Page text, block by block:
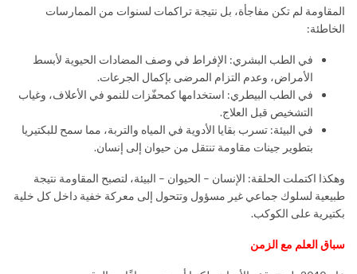
المقاومة لم تكن مفاجأة، بل نتيجة تراكمات لسنوات من الممارسات
الخاطئة:
في الطب البشري: الإفراط في وصف المضادات الحيوية لأبسط
الأمراض، وعدم التزام المرضى بإكمال الجرعات.
في الطب البيطري: استخدامها كمحفّزات للنمو في الأعلاف، وغياب
التشخيص قبل العلاج.
في البيئة: تسرب بقايا الأدوية في المياه والتربة، مما سمح للبكتيريا
بتطوير جينات مقاومة تنتقل من حيوان إلى إنسان.
وهكذا اكتملت الحلقة: الإنسان – الحيوان – البيئة، لتصبح المقاومة نتيجة
طبيعية لسلوك جماعي غير مسؤول وتتحول إلى معركة خفية داخل كل خلية
بكتيرية على الكوكب.
سباق العلم مع الزمن